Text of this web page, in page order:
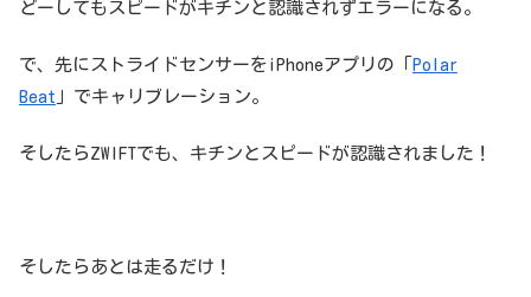
どーしてもスピードがキチンと認識されずエラーになる。
で、先にストライドセンサーをiPhoneアプリの「 Polar
Beat 」でキャリブレーション。
そしたらZWIFTでも、キチンとスピードが認識されました！
そしたらあとは走るだけ！